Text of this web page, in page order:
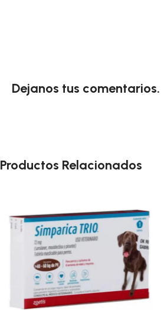
Dejanos tus comentarios.
Productos Relacionados